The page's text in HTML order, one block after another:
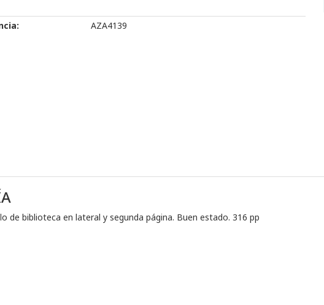
AZA4139
de biblioteca en lateral y segunda página. Buen estado. 316 pp